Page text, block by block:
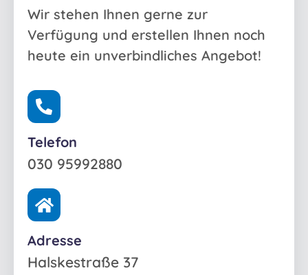
Wir stehen Ihnen gerne zur
Verfügung und erstellen Ihnen noch
heute ein unverbindliches Angebot!
Telefon
030 95992880
Adresse
Halskestraße 37